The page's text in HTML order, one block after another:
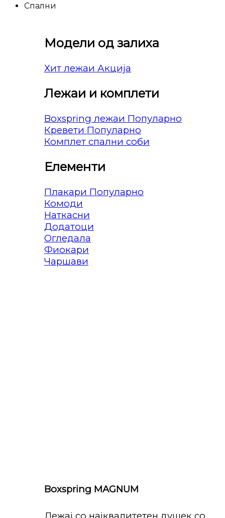
Спални
Модели од залиха
Хит лежаи
Лежаи и комплети
Boxspring лежаи
Кревети
Комплет спални соби
Елементи
Плакари
Комоди
Наткасни
Додатоци
Огледала
Фиокари
Чаршави
Boxspring MAGNUM